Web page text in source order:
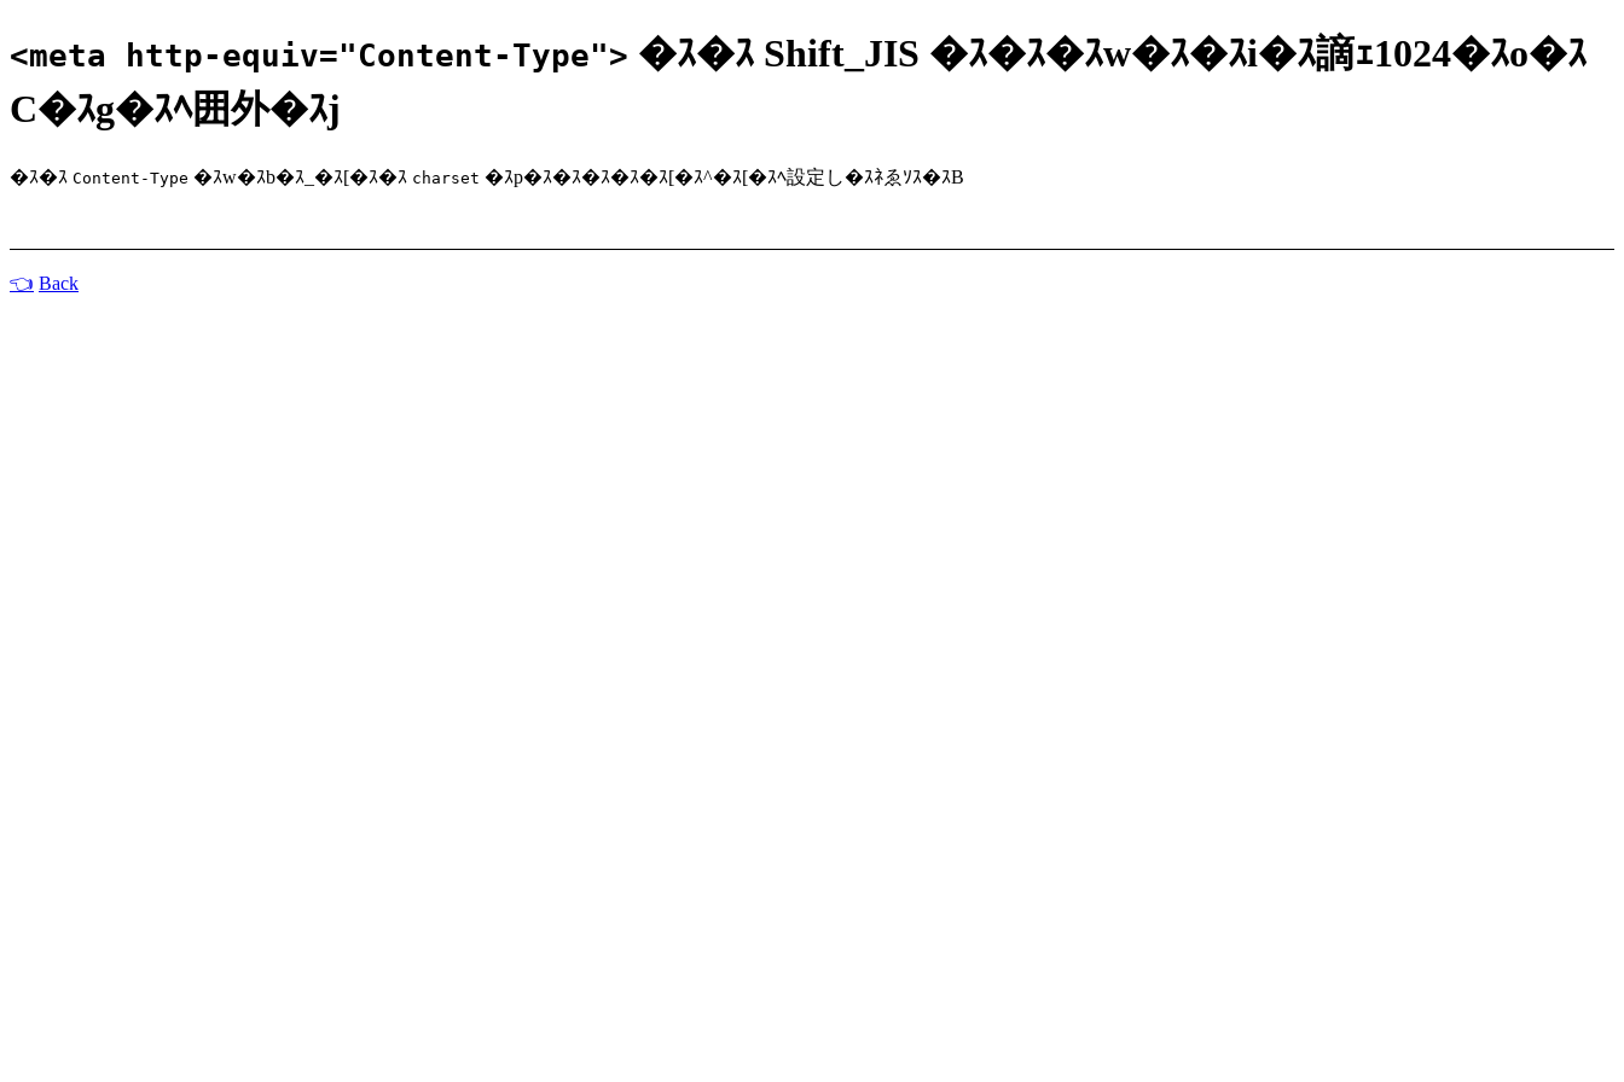
<meta http-equiv="Content-Type"> �ｽ�ｽ Shift_JIS �ｽ�ｽ�ｽw�ｽ�ｽi�ｽ謫ｪ1024�ｽo�ｽ
C�ｽg�ｽﾍ囲外�ｽj
�ｽ�ｽ Content-Type �ｽw�ｽb�ｽ_�ｽ[�ｽ�ｽ charset �ｽp�ｽ�ｽ�ｽ�ｽ�ｽ[�ｽ^�ｽ[�ｽﾍ設定し�ｽﾈゑｿｽ�ｽB
Back